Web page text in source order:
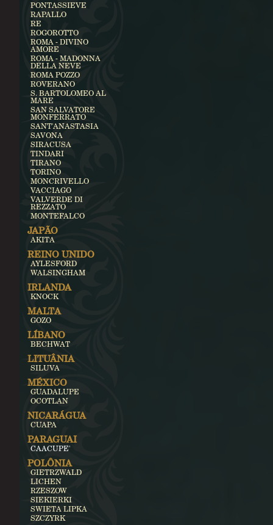
PONTASSIEVE
RAPALLO
RE
ROGOROTTO
ROMA - DIVINO
AMORE
ROMA - MADONNA
DELLA NEVE
ROMA POZZO
ROVERANO
S. BARTOLOMEO AL
MARE
SAN SALVATORE
MONFERRATO
SANT'ANASTASIA
SAVONA
SIRACUSA
TINDARI
TIRANO
TORINO
MONCRIVELLO
VACCIAGO
VALVERDE DI
REZZATO
MONTEFALCO
JAPÃO
AKITA
REINO UNIDO
AYLESFORD
WALSINGHAM
IRLANDA
KNOCK
MALTA
GOZO
LÍBANO
BECHWAT
LITUÂNIA
SILUVA
MÉXICO
GUADALUPE
OCOTLAN
NICARÁGUA
CUAPA
PARAGUAI
CAACUPE'
POLÔNIA
GIETRZWALD
LICHEN
RZESZOW
SIEKIERKI
SWIETA LIPKA
SZCZYRK